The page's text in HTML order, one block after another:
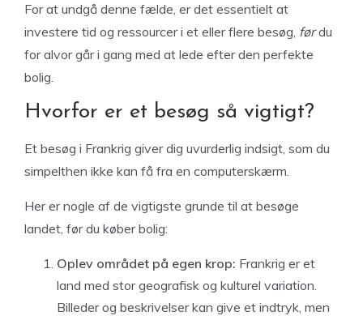
For at undgå denne fælde, er det essentielt at
investere tid og ressourcer i et eller flere besøg, førdu
for alvor går i gang med at lede efter den perfekte
bolig.
Hvorfor er et besøg så vigtigt?
Et besøg i Frankrig giver dig uvurderlig indsigt, som du
simpelthen ikke kan få fra en computerskærm.
Her er nogle af de vigtigste grunde til at besøge
landet, før du køber bolig:
Oplev området på egen krop: Frankrig er et
land med stor geografisk og kulturel variation.
Billeder og beskrivelser kan give et indtryk, men